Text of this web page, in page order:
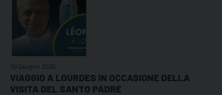
10 Giugno 2026
VIAGGIO A LOURDES IN OCCASIONE DELLA
VISITA DEL SANTO PADRE